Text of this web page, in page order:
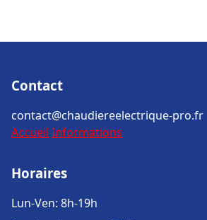
Contact
contact@chaudiereelectrique-pro.fr
Accueil Informations
Horaires
Lun-Ven: 8h-19h